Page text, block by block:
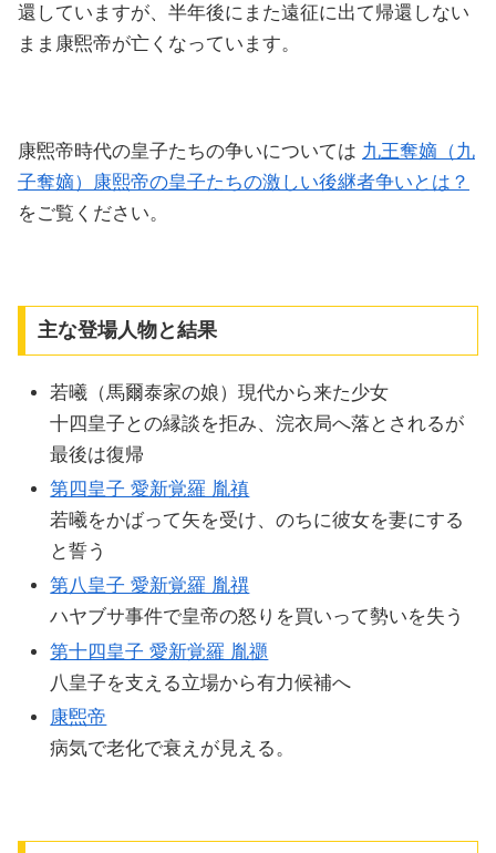
還していますが、半年後にまた遠征に出て帰還しない
まま康煕帝が亡くなっています。
康煕帝時代の皇子たちの争いについては 九王奪嫡（九
子奪嫡）康熙帝の皇子たちの激しい後継者争いとは？
をご覧ください。
主な登場人物と結果
若曦（馬爾泰家の娘）現代から来た少女
十四皇子との縁談を拒み、浣衣局へ落とされるが
最後は復帰
第四皇子 愛新覚羅 胤禛
若曦をかばって矢を受け、のちに彼女を妻にする
と誓う
第八皇子 愛新覚羅 胤禩
ハヤブサ事件で皇帝の怒りを買いって勢いを失う
第十四皇子 愛新覚羅 胤禵
八皇子を支える立場から有力候補へ
康煕帝
病気で老化で衰えが見える。